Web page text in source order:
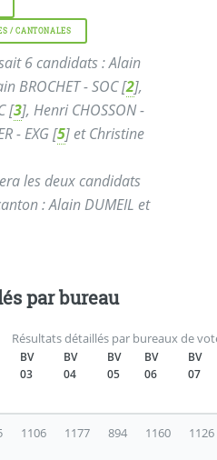
/ CANTONALES
6 candidats : Alain
BROCHET - SOC[2],
[3], Henri CHOSSON -
- EXG[5]et Christine
les deux candidats
: Alain DUMEIL et
par bureau
Résultats détaillés par bureaux de
BV
03
BV
04
BV
05
BV
06
BV
07
1106 1177 894 1160 1126